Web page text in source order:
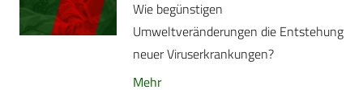
Wie begünstigen
Umweltveränderungen die Entstehung
neuer Viruserkrankungen?
Mehr